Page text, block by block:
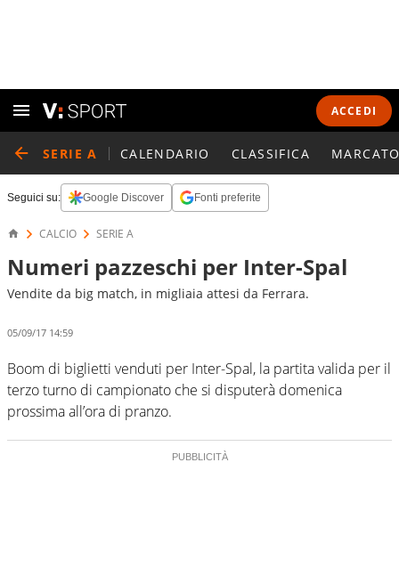
ACCEDI
SERIE A CALENDARIO CLASSIFICA
Seguici su: Google Discover Fonti preferite
CALCIO SERIE A
Numeri pazzeschi per Inter-Spal
Vendite da big match, in migliaia attesi da Ferrara.
05/09/17 14:59
Boom di biglietti venduti per Inter-Spal, la partita valida per il
terzo turno di campionato che si disputerà domenica
prossima all’ora di pranzo.